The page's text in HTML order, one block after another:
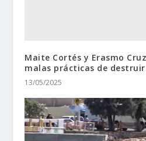
Maite Cortés y Erasmo
malas prácticas de
13/05/2025